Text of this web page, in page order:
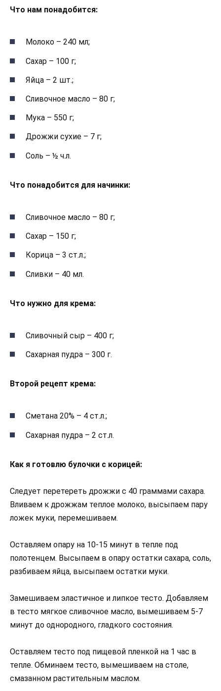
Что нам понадобится:
Молоко – 240 мл;
Сахар – 100 г;
Яйца – 2 шт.;
Сливочное масло – 80 г;
Мука – 550 г;
Дрожжи сухие – 7 г;
Соль – ½ ч.л.
Что понадобится для начинки:
Сливочное масло – 80 г;
Сахар – 150 г;
Корица – 3 ст.л.;
Сливки – 40 мл.
Что нужно для крема:
Сливочный сыр – 400 г;
Сахарная пудра – 300 г.
Второй рецепт крема:
Сметана 20% – 4 ст.л.;
Сахарная пудра – 2 ст.л.
Как я готовлю булочки с корицей:
Следует перетереть дрожжи с 40 граммами сахара.
Вливаем к дрожжам теплое молоко, высыпаем пару
ложек муки, перемешиваем.
Оставляем опару на 10-15 минут в тепле под
полотенцем. Высыпаем в опару остатки сахара, соль,
разбиваем яйца, высыпаем остатки муки.
Замешиваем эластичное и липкое тесто. Добавляем
в тесто мягкое сливочное масло, вымешиваем 5-7
минут до однородного, гладкого состояния.
Оставляем тесто под пищевой пленкой на 1 час в
тепле. Обминаем тесто, вымешиваем на столе,
смазанном растительным маслом.